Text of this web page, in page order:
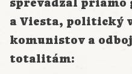
sprevádzal priamo
a Viesta, politický
komunistov a
totalitám: